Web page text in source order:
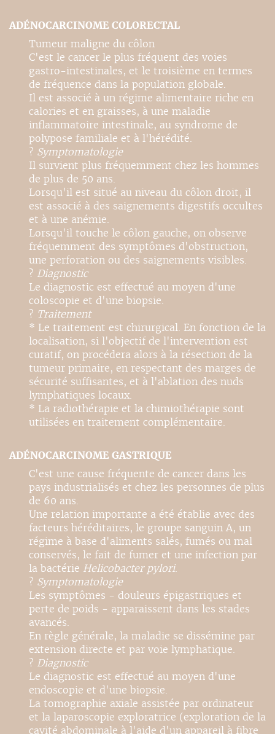
ADÉNOCARCINOME COLORECTAL
Tumeur maligne du côlon
C'est le cancer le plus fréquent des voies
gastro-intestinales, et le troisième en termes
de fréquence dans la population globale.
Il est associé à un régime alimentaire riche en
calories et en graisses, à une maladie
inflammatoire intestinale, au syndrome de
polypose familiale et à l'hérédité.
? Symptomatologie
Il survient plus fréquemment chez les hommes
de plus de 50 ans.
Lorsqu'il est situé au niveau du côlon droit, il
est associé à des saignements digestifs occultes
et à une anémie.
Lorsqu'il touche le côlon gauche, on observe
fréquemment des symptômes d'obstruction,
une perforation ou des saignements visibles.
? Diagnostic
Le diagnostic est effectué au moyen d'une
coloscopie et d'une biopsie.
? Traitement
* Le traitement est chirurgical. En fonction de la
localisation, si l'objectif de l'intervention est
curatif, on procédera alors à la résection de la
tumeur primaire, en respectant des marges de
sécurité suffisantes, et à l'ablation des nuds
lymphatiques locaux.
* La radiothérapie et la chimiothérapie sont
utilisées en traitement complémentaire.
ADÉNOCARCINOME GASTRIQUE
C'est une cause fréquente de cancer dans les
pays industrialisés et chez les personnes de plus
de 60 ans.
Une relation importante a été établie avec des
facteurs héréditaires, le groupe sanguin A, un
régime à base d'aliments salés, fumés ou mal
conservés, le fait de fumer et une infection par
la bactérie Helicobacter pylori.
? Symptomatologie
Les symptômes - douleurs épigastriques et
perte de poids - apparaissent dans les stades
avancés.
En règle générale, la maladie se dissémine par
extension directe et par voie lymphatique.
? Diagnostic
Le diagnostic est effectué au moyen d'une
endoscopie et d'une biopsie.
La tomographie axiale assistée par ordinateur
et la laparoscopie exploratrice (exploration de la
cavité abdominale à l'aide d'un appareil à fibre